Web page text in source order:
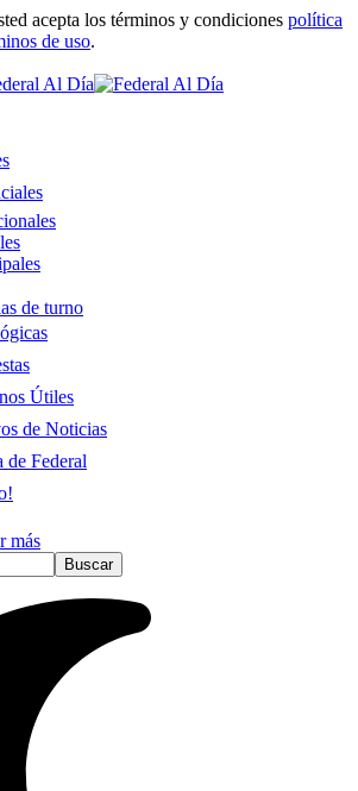
acepta los términos y condiciones política
de uso.
de turno
Útiles
de Noticias
Federal
más